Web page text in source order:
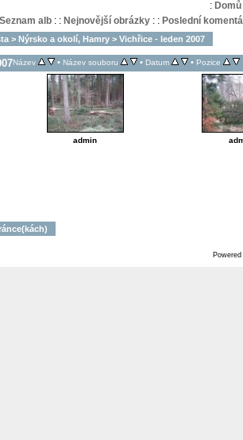
: Domů
Seznam alb: : Nejnovější obrázky: : Poslední
> Nýrsko a okolí, Hamry > Vichřice - leden 2007
Název • Název souboru • Datum • Pozice
admin